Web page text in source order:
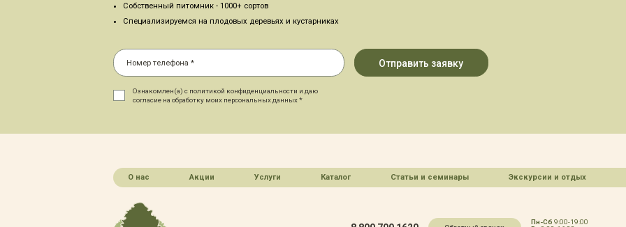
Собственный питомник - 1000+ сортов
Специализируемся на плодовых деревьях и кустарниках
Ознакомлен(а) с политикой конфиденциальности и даю
согласие на обработку моих персональных данных *
О нас Акции Услуги Каталог Статьи и семинары Экскурсии и отдых
Пн-Сб 9:00-19:00